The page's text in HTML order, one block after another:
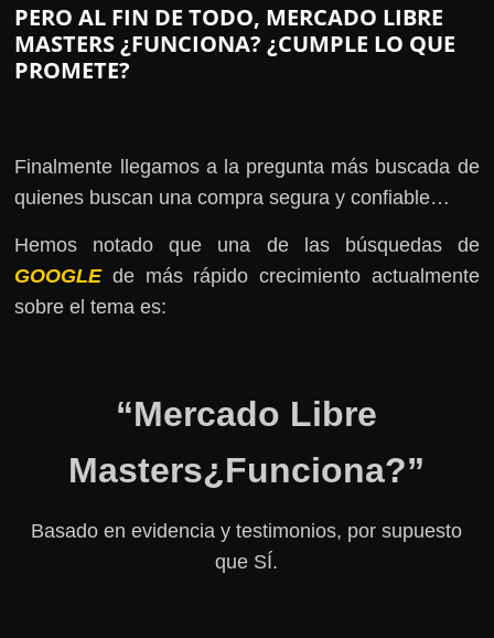
PERO AL FIN DE TODO, MERCADO LIBRE
MASTERS ¿FUNCIONA? ¿CUMPLE LO QUE
PROMETE?
Finalmente llegamos a la pregunta más buscada de
quienes buscan una compra segura y confiable…
Hemos notado que una de las búsquedas de
GOOGLEde más rápido crecimiento actualmente
sobre el tema es:
“Mercado Libre
Masters¿Funciona?”
Basado en evidencia y testimonios, por supuesto
que SÍ.